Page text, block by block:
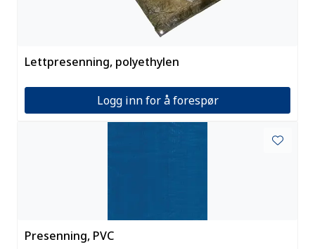
Lettpresenning, polyethylen
Logg inn for å forespør
Presenning, PVC